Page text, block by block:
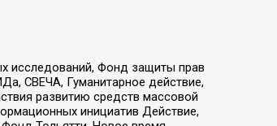
исследований, Фонд защиты прав
СВЕЧА, Гуманитарное действие,
развитию средств массовой
инициатив Действие,